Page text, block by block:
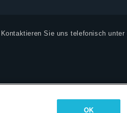
Kontaktieren Sie uns telefonisch unter
OK